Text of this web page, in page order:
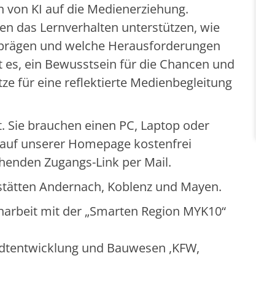
KI auf die Medienerziehung.
das Lernverhalten unterstützen, wie
und welche Herausforderungen
ein Bewusstsein für die Chancen und
für eine reflektierte Medienbegleitung
brauchen einen PC, Laptop oder
unserer Homepage kostenfrei
Zugangs-Link per Mail.
Andernach, Koblenz und Mayen.
mit der „Smarten Region MYK10“
und Bauwesen ,KFW,